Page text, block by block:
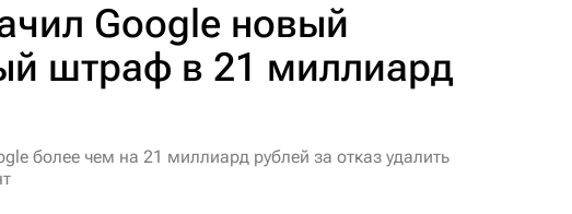
Google новый
штраф в 21 миллиард
более чем на 21 миллиард рублей за отказ удалить